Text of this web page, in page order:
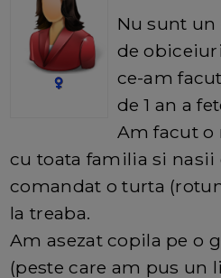
Nu sunt
de
ce-am
de 1 an a
Am facut o
cu toata familia si nasii
comandat o turta
la treaba.
Am asezat copila pe o
(peste care am pus un